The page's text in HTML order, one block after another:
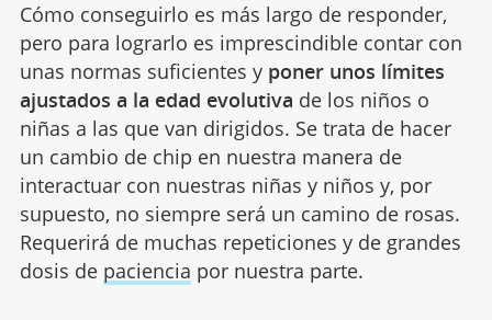
Cómo conseguirlo es más largo de responder,
pero para lograrlo es imprescindible contar con
unas normas suficientes y poner unos límites
ajustados a la edad evolutiva de los niños o
niñas a las que van dirigidos. Se trata de hacer
un cambio de chip en nuestra manera de
interactuar con nuestras niñas y niños y, por
supuesto, no siempre será un camino de rosas.
Requerirá de muchas repeticiones y de grandes
dosis de paciencia por nuestra parte.